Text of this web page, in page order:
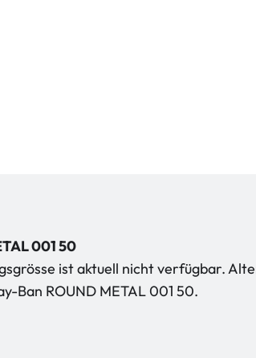
001 50
ist aktuell nicht verfügbar.
Ban ROUND METAL 001 50.